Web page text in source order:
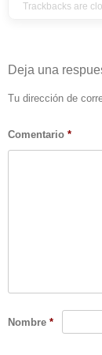
Trackbacks are
Deja una
Tu dirección de
Comentario *
Nombre *